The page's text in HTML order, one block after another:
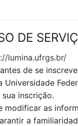
DE
lumina.ufrgs.br/
de se
inscrição.
as
a